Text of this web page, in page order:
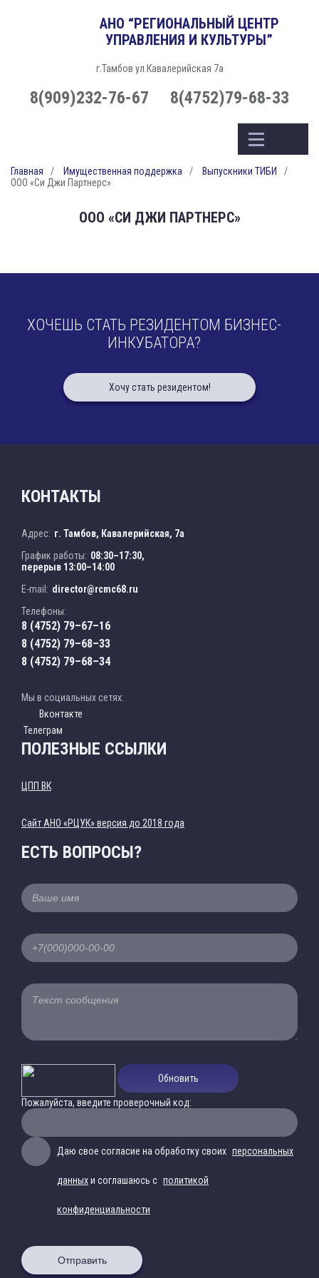
АНО “РЕГИОНАЛЬНЫЙ ЦЕНТР
УПРАВЛЕНИЯ И КУЛЬТУРЫ”
г.Тамбов ул.Кавалерийская 7а
8(909)232-76-67 8(4752)79-68-33
Главная Имущественная поддержка
Выпускники ТИБИ
ООО «Си Джи Партнерс»
ООО «СИ ДЖИ ПАРТНЕРС»
ХОЧЕШЬ СТАТЬ РЕЗИДЕНТОМ БИЗНЕС-
ИНКУБАТОРА?
Хочу стать резидентом!
КОНТАКТЫ
Адрес: г. Тамбов, Кавалерийская, 7а
График работы: 08:30–17:30,
перерыв 13:00–14:00
E-mail: director@rcmc68.ru
Телефоны:
8 (4752) 79–67–16
8 (4752) 79–68–33
8 (4752) 79–68–34
Мы в социальных сетях:
Вконтакте
Телеграм
ПОЛЕЗНЫЕ ССЫЛКИ
ЦПП ВК
Cайт АНО «РЦУК» версия до 2018 года
ЕСТЬ ВОПРОСЫ?
Обновить
Пожалуйста, введите проверочный код:
Даю свое согласие на обработку своих персональных
данныхи соглашаюсь с политикой
конфиденциальности
Отправить